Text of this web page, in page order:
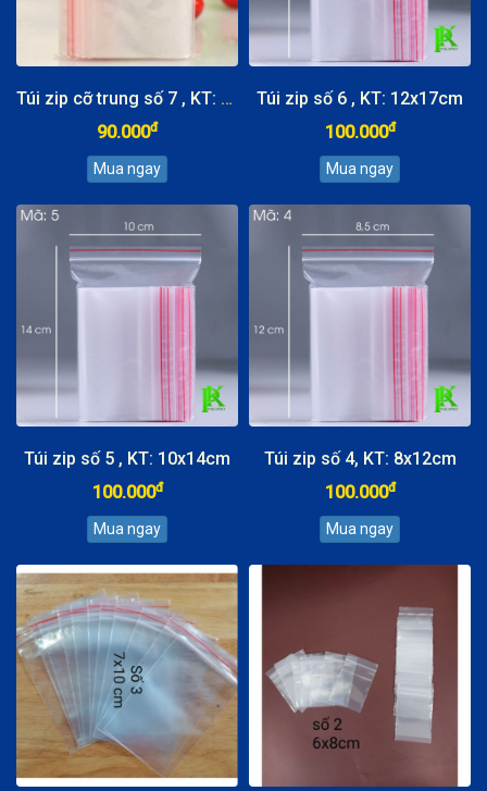
Túi zip cỡ trung số 7 , KT: 14x20cm
90.000đ
Túi zip số 6 , KT: 12x17cm
100.000đ
Túi zip số 5 , KT: 10x14cm
100.000đ
Túi zip số 4, KT: 8x12cm
100.000đ